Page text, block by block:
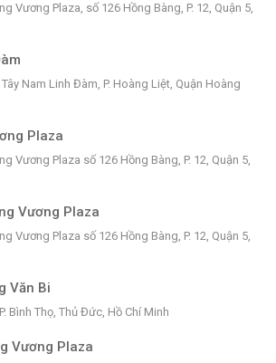
Vương Plaza, số 126 Hồng Bàng, P. 12, Quận 5,
Nam Linh Đàm, P. Hoàng Liệt, Quận Hoàng
Plaza
Vương Plaza số 126 Hồng Bàng, P. 12, Quận 5,
Vương Plaza
Vương Plaza số 126 Hồng Bàng, P. 12, Quận 5,
Văn Bi
Bình Thọ, Thủ Đức, Hồ Chí Minh
Vương Plaza